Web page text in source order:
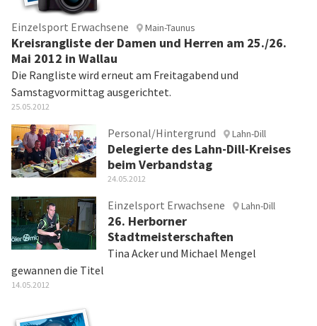
Einzelsport Erwachsene Main-Taunus
Kreisrangliste der Damen und Herren am 25./26.
Mai 2012 in Wallau
Die Rangliste wird erneut am Freitagabend und
Samstagvormittag ausgerichtet.
25.05.2012
Personal/Hintergrund Lahn-Dill
Delegierte des Lahn-Dill-Kreises
beim Verbandstag
24.05.2012
Einzelsport Erwachsene Lahn-Dill
26. Herborner
Stadtmeisterschaften
Tina Acker und Michael Mengel
gewannen die Titel
14.05.2012